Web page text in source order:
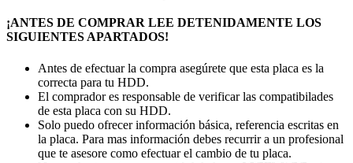
¡ANTES DE COMPRAR LEE DETENIDAMENTE LOS
SIGUIENTES APARTADOS!
Antes de efectuar la compra asegúrete que esta placa es la
correcta para tu HDD.
El comprador es responsable de verificar las compatibilades
de esta placa con su HDD.
Solo puedo ofrecer información básica, referencia escritas en
la placa. Para mas información debes recurrir a un profesional
que te asesore como efectuar el cambio de tu placa.